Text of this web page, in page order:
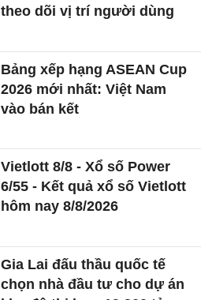
theo dõi vị trí người dùng
Bảng xếp hạng ASEAN Cup
2026 mới nhất: Việt Nam
vào bán kết
Vietlott 8/8 - Xổ số Power
6/55 - Kết quả xổ số Vietlott
hôm nay 8/8/2026
Gia Lai đấu thầu quốc tế
chọn nhà đầu tư cho dự án